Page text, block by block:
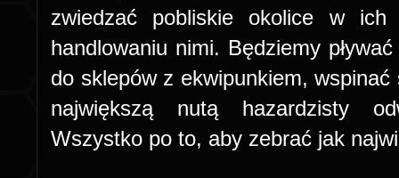
zwiedzać pobliskie okolice w
handlowaniu nimi. Będziemy
do sklepów z ekwipunkiem,
największą nutą hazardzisty
Wszystko po to, aby zebrać jak